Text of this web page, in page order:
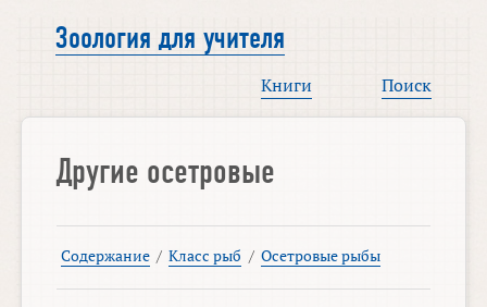
Зоология для учителя
Книги Поиск
Другие осетровые
Содержание / Класс рыб / Осетровые рыбы